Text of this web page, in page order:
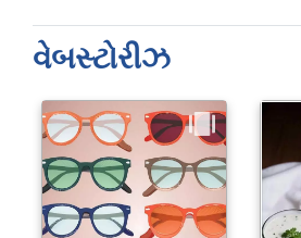
વેબસ્ટોરીઝ